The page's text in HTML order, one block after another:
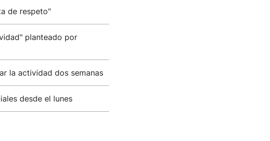
de respeto"
planteado por
la actividad dos semanas
desde el lunes